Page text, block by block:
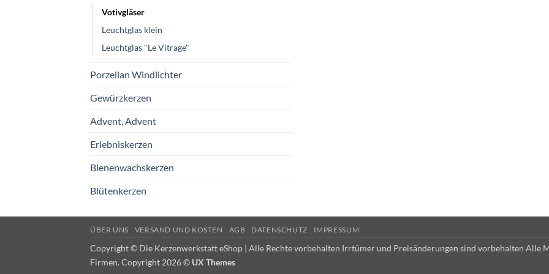
Votivgläser
Leuchtglas klein
Leuchtglas "Le Vitrage"
Porzellan Windlichter
Gewürzkerzen
Advent, Advent
Erlebniskerzen
Bienenwachskerzen
Blütenkerzen
ÜBER UNS VERSAND UND KOSTEN AGB DATENSCHUTZ IMPRESSUM
Copyright © Die Kerzenwerkstatt eShop | Alle Rechte vorbehalten Irrtümer und Preisänderungen sind vorbehalten Alle
Firmen. Copyright 2026 © UX Themes